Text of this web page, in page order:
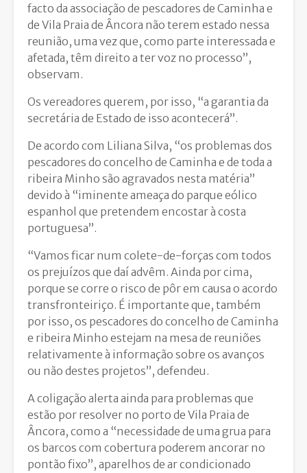
facto da associação de pescadores de Caminha e
de Vila Praia de Âncora não terem estado nessa
reunião, uma vez que, como parte interessada e
afetada, têm direito a ter voz no processo”,
observam.
Os vereadores querem, por isso, “a garantia da
secretária de Estado de isso acontecerá”.
De acordo com Liliana Silva, “os problemas dos
pescadores do concelho de Caminha e de toda a
ribeira Minho são agravados nesta matéria”
devido à “iminente ameaça do parque eólico
espanhol que pretendem encostar à costa
portuguesa”.
“Vamos ficar num colete-de-forças com todos
os prejuízos que daí advêm. Ainda por cima,
porque se corre o risco de pôr em causa o acordo
transfronteiriço. É importante que, também
por isso, os pescadores do concelho de Caminha
e ribeira Minho estejam na mesa de reuniões
relativamente à informação sobre os avanços
ou não destes projetos”, defendeu.
A coligação alerta ainda para problemas que
estão por resolver no porto de Vila Praia de
Âncora, como a “necessidade de uma grua para
os barcos com cobertura poderem ancorar no
pontão fixo”, aparelhos de ar condicionado